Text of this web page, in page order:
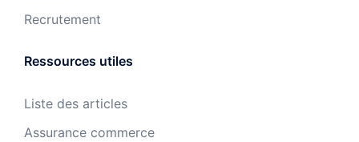
Recrutement
Ressources utiles
Liste des articles
Assurance commerce